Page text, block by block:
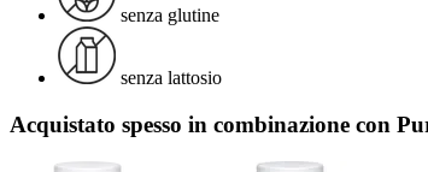
senza glutine
senza lattosio
Acquistato spesso in combinazione con